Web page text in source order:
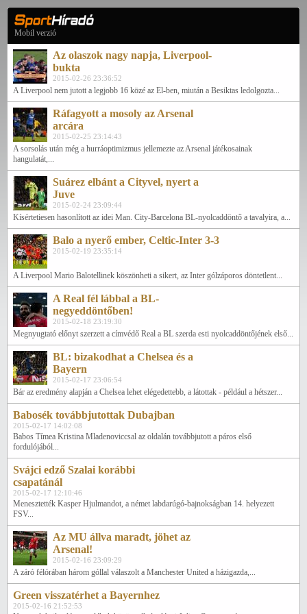
Mobil verzió
Az olaszok nagy napja, Liverpool-
bukta
2015-02-26 23:36:52
A Liverpool nem jutott a legjobb 16 közé az El-ben, miután a Besiktas ledolgozta...
Ráfagyott a mosoly az Arsenal
arcára
2015-02-25 23:14:43
A sorsolás után még a hurráoptimizmus jellemezte az Arsenal játékosainak
hangulatát,...
Suárez elbánt a Cityvel, nyert a
Juve
2015-02-24 23:09:44
Kísértetiesen hasonlított az idei Man. City-Barcelona BL-nyolcaddöntő a tavalyira, a...
Balo a nyerő ember, Celtic-Inter 3-3
2015-02-19 23:35:14
A Liverpool Mario Balotellinek köszönheti a sikert, az Inter gólzáporos döntetlent...
A Real fél lábbal a BL-
negyeddöntőben!
2015-02-18 23:19:30
Megnyugtató előnyt szerzett a címvédő Real a BL szerda esti nyolcaddöntőjének első...
BL: bizakodhat a Chelsea és a
Bayern
2015-02-17 23:06:54
Bár az eredmény alapján a Chelsea lehet elégedettebb, a látottak - például a hétszer...
Babosék továbbjutottak Dubajban
2015-02-17 14:02:08
Babos Tímea Kristina Mladenoviccsal az oldalán továbbjutott a páros első
fordulójából...
Svájci edző Szalai korábbi
csapatánál
2015-02-17 12:10:46
Menesztették Kasper Hjulmandot, a német labdarúgó-bajnokságban 14. helyezett
FSV...
Az MU állva maradt, jöhet az
Arsenal!
2015-02-16 23:09:29
A záró félórában három góllal válaszolt a Manchester United a házigazda,...
Green visszatérhet a Bayernhez
2015-02-16 21:52:53